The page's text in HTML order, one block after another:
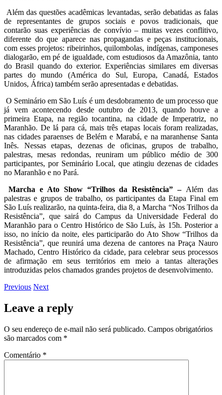
Além das questões acadêmicas levantadas, serão debatidas as falas
de representantes de grupos sociais e povos tradicionais, que
contarão suas experiências de convívio – muitas vezes conflitivo,
diferente do que aparece nas propagandas e peças institucionais,
com esses projetos: ribeirinhos, quilombolas, indígenas, camponeses
dialogarão, em pé de igualdade, com estudiosos da Amazônia, tanto
do Brasil quando do exterior. Experiências similares em diversas
partes do mundo (América do Sul, Europa, Canadá, Estados
Unidos, África) também serão apresentadas e debatidas.
O Seminário em São Luís é um desdobramento de um processo que
já vem acontecendo desde outubro de 2013, quando houve a
primeira Etapa, na região tocantina, na cidade de Imperatriz, no
Maranhão. De lá para cá, mais três etapas locais foram realizadas,
nas cidades paraenses de Belém e Marabá, e na maranhense Santa
Inês. Nessas etapas, dezenas de oficinas, grupos de trabalho,
palestras, mesas redondas, reuniram um público médio de 300
participantes, por Seminário Local, que atingiu dezenas de cidades
no Maranhão e no Pará.
Marcha e Ato Show “Trilhos da Resistência” – Além das
palestras e grupos de trabalho, os participantes da Etapa Final em
São Luís realizarão, na quinta-feira, dia 8, a Marcha “Nos Trilhos da
Resistência”, que sairá do Campus da Universidade Federal do
Maranhão para o Centro Histórico de São Luís, às 15h. Posterior a
isso, no início da noite, eles participarão do Ato Show “Trilhos da
Resistência”, que reunirá uma dezena de cantores na Praça Nauro
Machado, Centro Histórico da cidade, para celebrar seus processos
de afirmação em seus territórios em meio a tantas alterações
introduzidas pelos chamados grandes projetos de desenvolvimento.
Previous Next
Leave a reply
O seu endereço de e-mail não será publicado. Campos obrigatórios
são marcados com *
Comentário *